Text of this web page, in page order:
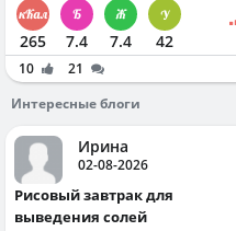
265 7.4 7.4 42
10
21
Интересные блоги
Ирина
02-08-2026
Рисовый завтрак для
выведения солей